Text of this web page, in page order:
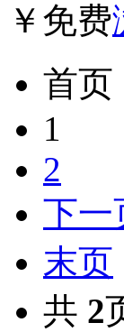
￥免费
首页
1
2
下一
末页
共 2